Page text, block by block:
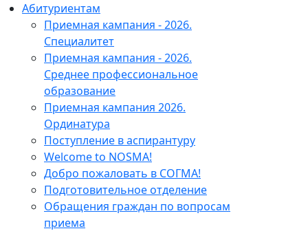
Абитуриентам
Приемная кампания - 2026.
Специалитет
Приемная кампания - 2026.
Среднее профессиональное
образование
Приемная кампания 2026.
Ординатура
Поступление в аспирантуру
Welcome to NOSMA!
Добро пожаловать в СОГМА!
Подготовительное отделение
Обращения граждан по вопросам
приема